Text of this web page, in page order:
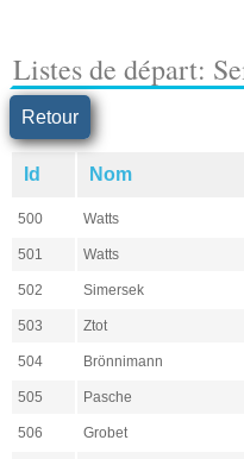
Listes de départ:
Retour
Id Nom
500 Watts
501 Watts
502 Simersek
503 Ztot
504 Brönnimann
505 Pasche
506 Grobet